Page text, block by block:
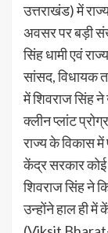
उत्तराखंड) में
अवसर पर बड़ी
सिंह धामी एवं
सांसद, विधायक
में शिवराज सिंह
क्लीन प्लांट
राज्य के विकास में
केंद्र सरकार
शिवराज सिंह ने
उन्होंने हाल ही में